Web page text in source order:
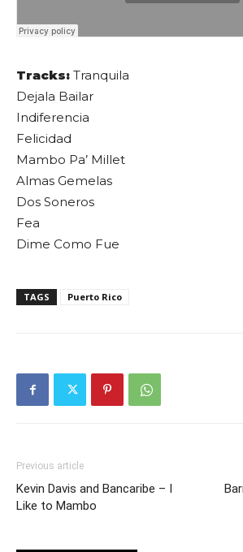
Tracks: Tranquila
Dejala Bailar
Indiferencia
Felicidad
Mambo Pa’ Millet
Almas Gemelas
Dos Soneros
Fea
Dime Como Fue
TAGS Puerto Rico
Previous article
Kevin Davis and Bancaribe – I
Like to Mambo